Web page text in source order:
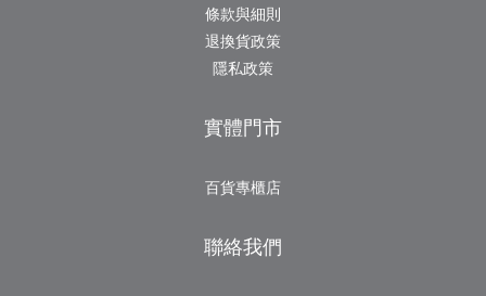
條款與細則
退換貨政策
隱私政策
實體門市
百貨專櫃店
聯絡我們